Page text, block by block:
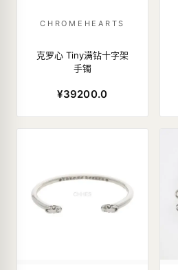
CHROMEHEARTS
克罗心 Tiny满钻十字架
手镯
¥39200.0